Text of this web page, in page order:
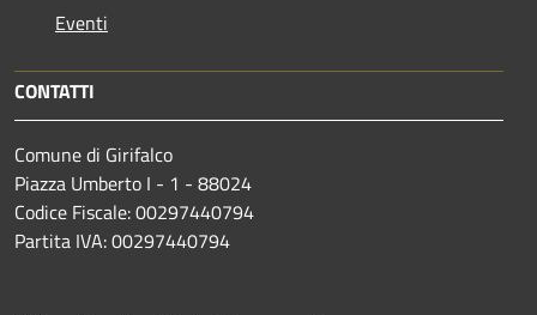
Eventi
CONTATTI
Comune di Girifalco
Piazza Umberto I - 1 - 88024
Codice Fiscale: 00297440794
Partita IVA: 00297440794